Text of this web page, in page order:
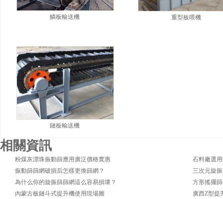
鱗板輸送機 重型板喂機
鏈板輸送機
相關資訊
粉煤灰漂珠振動篩應用廣泛價格實惠
石料廠選
振動篩篩網破損后怎樣更換篩網？
三次元旋
為什么你的旋振篩篩網這么容易損壞？
方形搖擺
內蒙古板鏈斗式提升機使用現場圖
廣西Z型提